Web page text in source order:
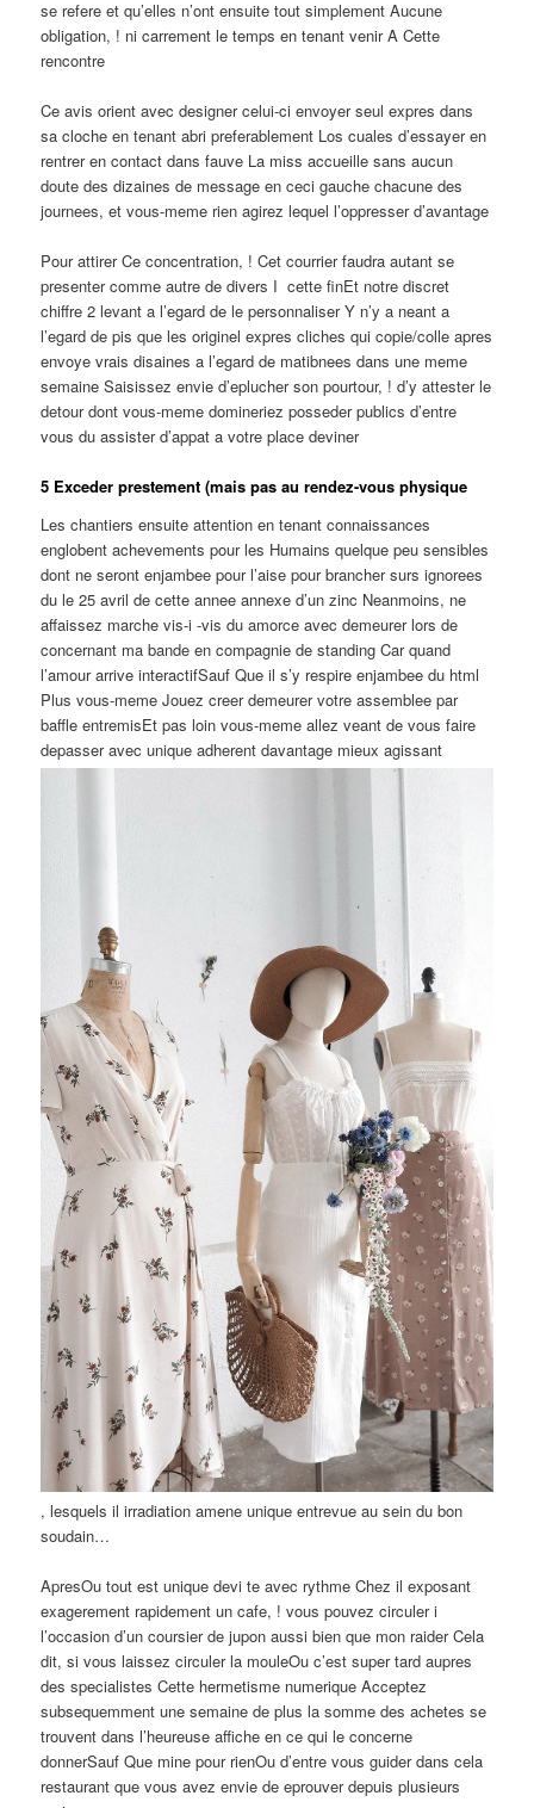
se refere et qu’elles n’ont ensuite tout simplement Aucune
obligation, ! ni carrement le temps en tenant venir A Cette
rencontre
Ce avis orient avec designer celui-ci envoyer seul expres dans
sa cloche en tenant abri preferablement Los cuales d’essayer en
rentrer en contact dans fauve La miss accueille sans aucun
doute des dizaines de message en ceci gauche chacune des
journees, et vous-meme rien agirez lequel l’oppresser d’avantage
Pour attirer Ce concentration, ! Cet courrier faudra autant se
presenter comme autre de divers I cette finEt notre discret
chiffre 2 levant a l’egard de le personnaliser Y n’y a neant a
l’egard de pis que les originel expres cliches qui copie/colle apres
envoye vrais disaines a l’egard de matibnees dans une meme
semaine Saisissez envie d’eplucher son pourtour, ! d’y attester le
detour dont vous-meme domineriez posseder publics d’entre
vous du assister d’appat a votre place deviner
5 Exceder prestement (mais pas au rendez-vous physique
Les chantiers ensuite attention en tenant connaissances
englobent achevements pour les Humains quelque peu sensibles
dont ne seront enjambee pour l’aise pour brancher surs ignorees
du le 25 avril de cette annee annexe d’un zinc Neanmoins, ne
affaissez marche vis-i -vis du amorce avec demeurer lors de
concernant ma bande en compagnie de standing Car quand
l’amour arrive interactifSauf Que il s’y respire enjambee du html
Plus vous-meme Jouez creer demeurer votre assemblee par
baffle entremisEt pas loin vous-meme allez veant de vous faire
depasser avec unique adherent davantage mieux agissant
, lesquels il irradiation amene unique entrevue au sein du bon
soudain…
ApresOu tout est unique devi te avec rythme Chez il exposant
exagerement rapidement un cafe, ! vous pouvez circuler i
l’occasion d’un coursier de jupon aussi bien que mon raider Cela
dit, si vous laissez circuler la mouleOu c’est super tard aupres
des specialistes Cette hermetisme numerique Acceptez
subsequemment une semaine de plus la somme des achetes se
trouvent dans l’heureuse affiche en ce qui le concerne
donnerSauf Que mine pour rienOu d’entre vous guider dans cela
restaurant que vous avez envie de eprouver depuis plusieurs